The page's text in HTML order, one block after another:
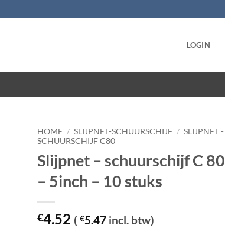
LOGIN
HOME / SLIJPNET-SCHUURSCHIJF / SLIJPNET -
SCHUURSCHIJF C80
Slijpnet – schuurschijf C 80
– 5inch – 10 stuks
€4.52 ( €5.47 incl. btw)